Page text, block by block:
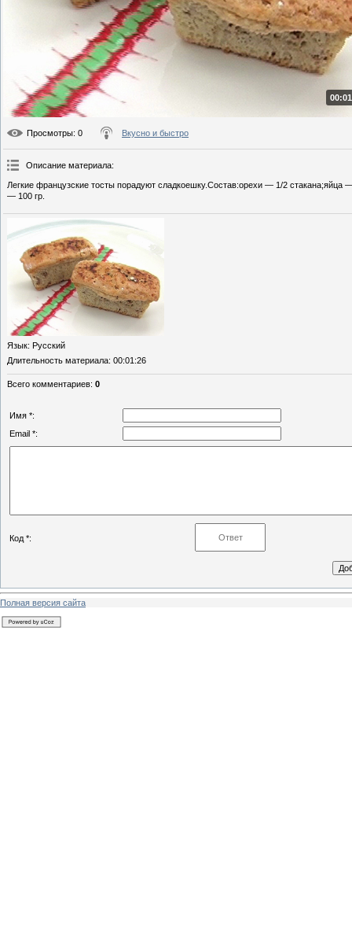
Просмотры: 0 Вкусно и быстро
Описание материала:
Легкие французские тосты порадуют сладкоешку.Состав:орехи — 1/2
— 100 гр.
Язык: Русский
Длительность материала: 00:01:26
Всего комментариев: 0
Имя *:
Email *:
Код *:
Полная версия сайта